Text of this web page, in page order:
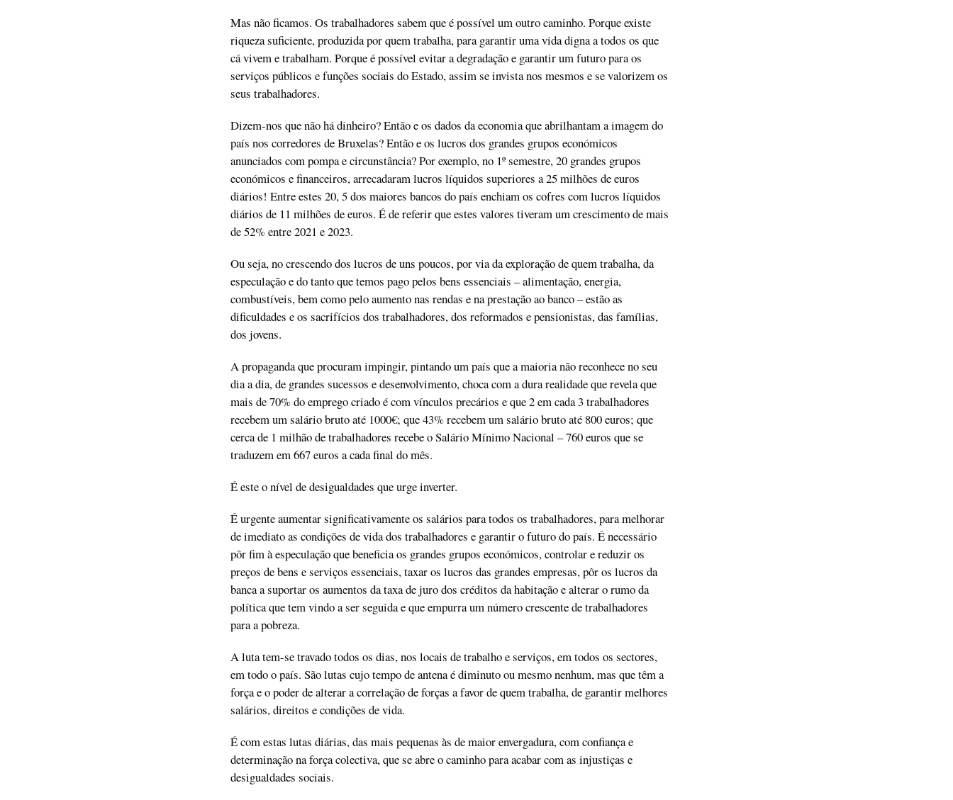
Mas não ficamos. Os trabalhadores sabem que é possível um outro caminho. Porque existe
riqueza suficiente, produzida por quem trabalha, para garantir uma vida digna a todos os que
cá vivem e trabalham. Porque é possível evitar a degradação e garantir um futuro para os
serviços públicos e funções sociais do Estado, assim se invista nos mesmos e se valorizem os
seus trabalhadores.
Dizem-nos que não há dinheiro? Então e os dados da economia que abrilhantam a imagem do
país nos corredores de Bruxelas? Então e os lucros dos grandes grupos económicos
anunciados com pompa e circunstância? Por exemplo, no 1º semestre, 20 grandes grupos
económicos e financeiros, arrecadaram lucros líquidos superiores a 25 milhões de euros
diários! Entre estes 20, 5 dos maiores bancos do país enchiam os cofres com lucros líquidos
diários de 11 milhões de euros. É de referir que estes valores tiveram um crescimento de mais
de 52% entre 2021 e 2023.
Ou seja, no crescendo dos lucros de uns poucos, por via da exploração de quem trabalha, da
especulação e do tanto que temos pago pelos bens essenciais – alimentação, energia,
combustíveis, bem como pelo aumento nas rendas e na prestação ao banco – estão as
dificuldades e os sacrifícios dos trabalhadores, dos reformados e pensionistas, das famílias,
dos jovens.
A propaganda que procuram impingir, pintando um país que a maioria não reconhece no seu
dia a dia, de grandes sucessos e desenvolvimento, choca com a dura realidade que revela que
mais de 70% do emprego criado é com vínculos precários e que 2 em cada 3 trabalhadores
recebem um salário bruto até 1000€; que 43% recebem um salário bruto até 800 euros; que
cerca de 1 milhão de trabalhadores recebe o Salário Mínimo Nacional – 760 euros que se
traduzem em 667 euros a cada final do mês.
É este o nível de desigualdades que urge inverter.
É urgente aumentar significativamente os salários para todos os trabalhadores, para melhorar
de imediato as condições de vida dos trabalhadores e garantir o futuro do país. É necessário
pôr fim à especulação que beneficia os grandes grupos económicos, controlar e reduzir os
preços de bens e serviços essenciais, taxar os lucros das grandes empresas, pôr os lucros da
banca a suportar os aumentos da taxa de juro dos créditos da habitação e alterar o rumo da
política que tem vindo a ser seguida e que empurra um número crescente de trabalhadores
para a pobreza.
A luta tem-se travado todos os dias, nos locais de trabalho e serviços, em todos os sectores,
em todo o país. São lutas cujo tempo de antena é diminuto ou mesmo nenhum, mas que têm a
força e o poder de alterar a correlação de forças a favor de quem trabalha, de garantir melhores
salários, direitos e condições de vida.
É com estas lutas diárias, das mais pequenas às de maior envergadura, com confiança e
determinação na força colectiva, que se abre o caminho para acabar com as injustiças e
desigualdades sociais.